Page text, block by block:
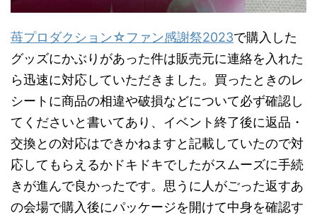
苺プロダクション☆ファン感謝祭2023で購入した
グッズにかぶりがあった件は販売元に連絡を入れた
ら迅速に対応していただきました。買ったときのレ
シートに商品の相違や破損などについて必ず確認し
てくださいと書いてあり、イベント終了後に返品・
交換との対応はできかねますと記載していたので対
応してもらえるかドキドキでしたがスムーズに手続
きが進んで良かったです。思うに人がごった返すあ
の会場で購入後にパッケージを開けて中身を確認す